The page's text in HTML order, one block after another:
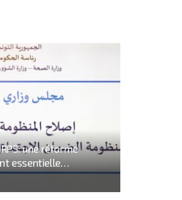
une réforme
essentielle…